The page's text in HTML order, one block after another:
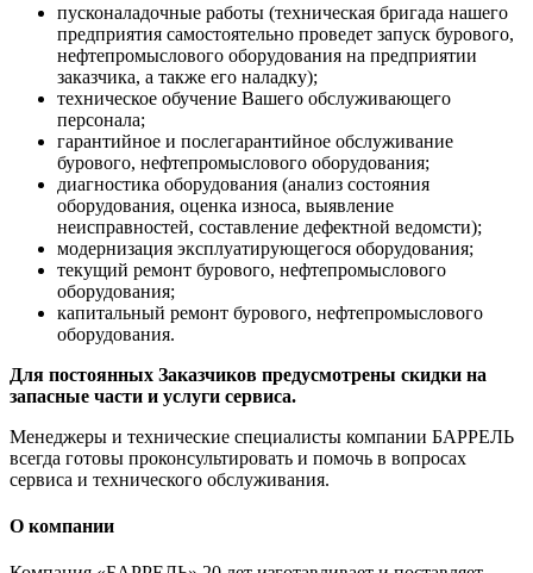
пусконаладочные работы (техническая бригада нашего
предприятия самостоятельно проведет запуск бурового,
нефтепромыслового оборудования на предприятии
заказчика, а также его наладку);
техническое обучение Вашего обслуживающего
персонала;
гарантийное и послегарантийное обслуживание
бурового, нефтепромыслового оборудования;
диагностика оборудования (анализ состояния
оборудования, оценка износа, выявление
неисправностей, составление дефектной ведомсти);
модернизация эксплуатирующегося оборудования;
текущий ремонт бурового, нефтепромыслового
оборудования;
капитальный ремонт бурового, нефтепромыслового
оборудования.
Для постоянных Заказчиков предусмотрены скидки на
запасные части и услуги сервиса.
Менеджеры и технические специалисты компании БАРРЕЛЬ
всегда готовы проконсультировать и помочь в вопросах
сервиса и технического обслуживания.
О компании